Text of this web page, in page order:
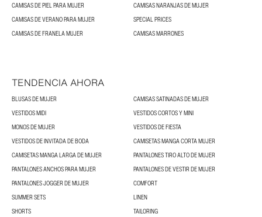
CAMISAS DE PIEL PARA MUJER
CAMISAS NARANJAS DE MUJER
CAMISAS DE VERANO PARA MUJER
SPECIAL PRICES
CAMISAS DE FRANELA MUJER
CAMISAS MARRONES
TENDENCIA AHORA
BLUSAS DE MUJER
CAMISAS SATINADAS DE MUJER
VESTIDOS MIDI
VESTIDOS CORTOS Y MINI
MONOS DE MUJER
VESTIDOS DE FIESTA
VESTIDOS DE INVITADA DE BODA
CAMISETAS MANGA CORTA MUJER
CAMISETAS MANGA LARGA DE MUJER
PANTALONES TIRO ALTO DE MUJER
PANTALONES ANCHOS PARA MUJER
PANTALONES DE VESTIR DE MUJER
PANTALONES JOGGER DE MUJER
COMFORT
SUMMER SETS
LINEN
SHORTS
TAILORING